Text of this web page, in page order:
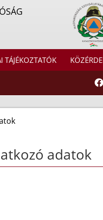
TÁJÉKOZTATÓK
adatok